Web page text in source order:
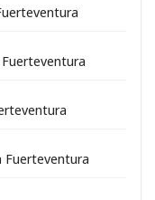
Fuerteventura